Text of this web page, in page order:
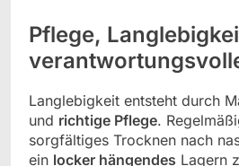
Pflege,
Langlebigkeit entsteht durch
und richtige Pflege.
sorgfältiges Trocknen nach
ein locker hängendes Lagern